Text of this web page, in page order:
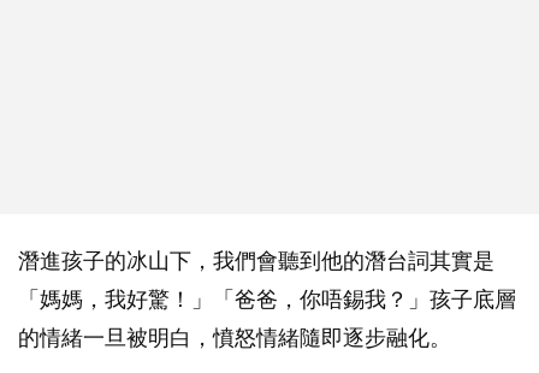
潛進孩子的冰山下，我們會聽到他的潛台詞其實是
「媽媽，我好驚！」「爸爸，你唔錫我？」孩子底層
的情緒一旦被明白，憤怒情緒隨即逐步融化。